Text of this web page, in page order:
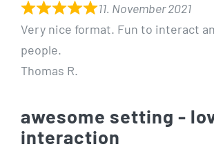
11. November 2021
Very nice format. Fun to interact
people.
Thomas R.
awesome setting -
interaction